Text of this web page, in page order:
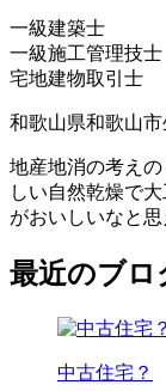
一級建築士
一級施工管理技士
宅地建物取引士
和歌山県和歌山
地産地消の考え
しい自然乾燥で
がおいしいなと
最近のブロ
中古住宅？